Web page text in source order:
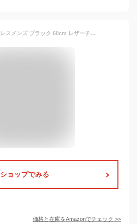
[SERASAR] ネックレスメンズ ブラック 60cm レザーチョーカー ペンダント付き 男性用ギフト ジュエリーボックス付属
ショップでみる
価格と在庫をAmazonでチェック >>